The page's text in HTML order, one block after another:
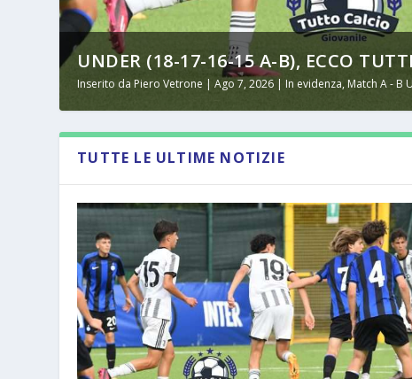
UNDER (18-17-16-15 A-B), ECCO
Inserito daPiero Vetrone |Ago 7, 2026 | In evidenza,Match A - B
TUTTE LE ULTIME NOTIZIE